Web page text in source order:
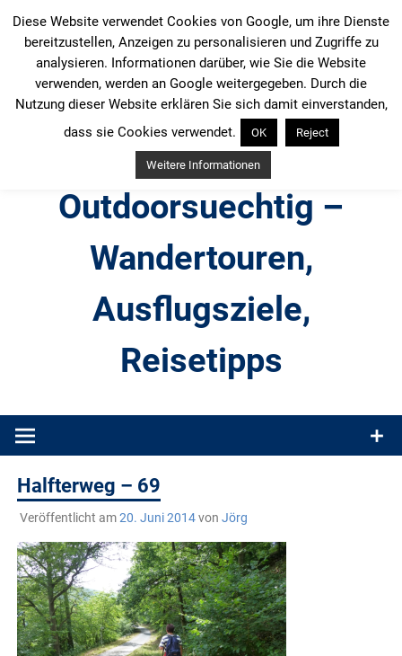
Inhalt
springen
Outdoorsuechtig –
Wandertouren,
Ausflugsziele,
Reisetipps
Produkttests und Buchrezensionen. Ein Blog für alle, die gern
Halfterweg – 69
Veröffentlicht am20. Juni 2014von Jörg
Diese Website verwendet Cookies von Google, um ihre Dienste
bereitzustellen, Anzeigen zu personalisieren und Zugriffe zu
analysieren. Informationen darüber, wie Sie die Website
verwenden, werden an Google weitergegeben. Durch die
Nutzung dieser Website erklären Sie sich damit einverstanden,
dass sie Cookies verwendet.
OK Reject
Weitere Informationen